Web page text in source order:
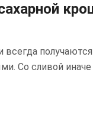
всегда
Со сливой